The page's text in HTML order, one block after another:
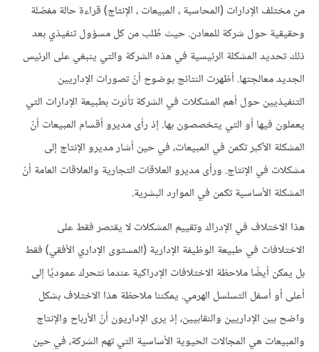
من مختلف الإدارات (المحاسبة ، المبيعات ، الإنتاج) قراءة حالة مفصّلة
وحقيقية حول شركة للمعادن. حيث طُلب من كل مسؤول تنفيذي بعد
ذلك تحديد المشكلة الرئيسية في هذه الشركة والتي ينبغي على الرئيس
الجديد معالجتها. أظهرت النتائج بوضوح أنّ تصورات الإداريين
التنفيذيين حول أهم المشكلات في الشركة تأثرت بطبيعة الإدارات التي
يعملون فيها أو التي يتخصصون بها. إذ رأى مديرو أقسام المبيعات أنّ
المشكلة الأكبر تكمن في المبيعات، في حين أشار مديرو الإنتاج إلى
مشكلات في الإنتاج. ورأى مديرو العلاقات التجارية والعلاقات العامة أنّ
المشكلة الأساسية تكمن في الموارد البشرية.
هذا الاختلاف في الإدراك وتقييم المشكلات لا يقتصر فقط على
الاختلافات في طبيعة الوظيفة الإدارية (المستوى الإداري الأفقي) فقط
بل يمكن أيضًا ملاحظة الاختلافات الإدراكية عندما نتحرك عموديًا إلى
أعلى أو أسفل التسلسل الهرمي. يمكننا ملاحظة هذا الاختلاف بشكل
واضح بين الإداريين والنقابيين، إذ يرى الإداريون أنّ الأرباح والإنتاج
والمبيعات هي المجالات الحيوية الأساسية التي تهم الشركة، في حين